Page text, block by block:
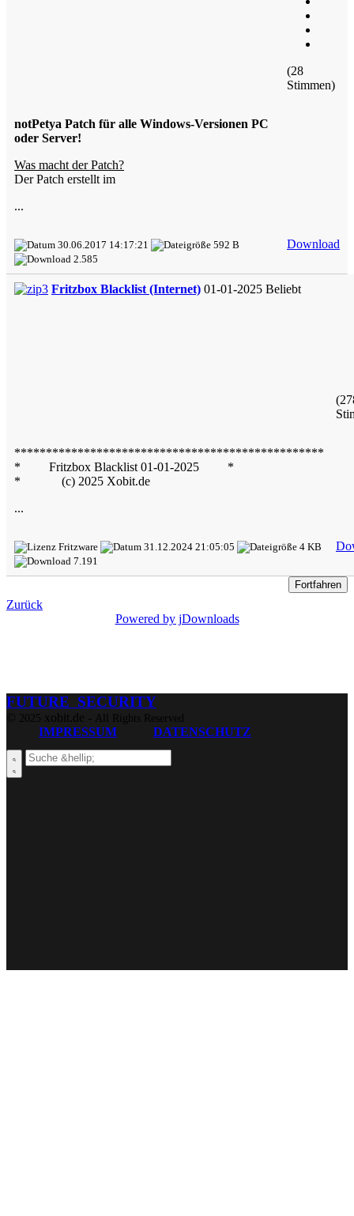
(28
Stimmen)
notPetya Patch für alle Windows-Versionen PC
oder Server!
Was macht der Patch?
Der Patch erstellt im
...
30.06.2017 14:17:21
592 B
2.585
Download
Fritzbox Blacklist (Internet) 01-01-2025 Beliebt
*************************************************
* Fritzbox Blacklist 01-01-2025 *
* (c) 2025 Xobit.de
...
Fritzware 31.12.2024 21:05:05
4 KB
7.191
Zurück
Powered by jDownloads
FUTURE SECURITY
© 2025 xobit.de - All Rights Reserved
IMPRESSUM DATENSCHUTZ